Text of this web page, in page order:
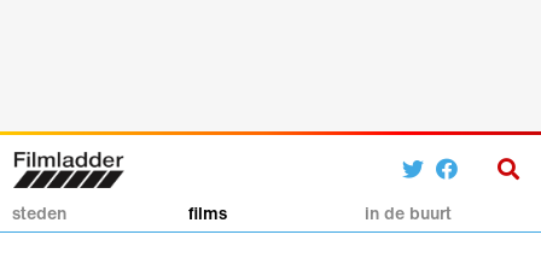
steden films in de buurt